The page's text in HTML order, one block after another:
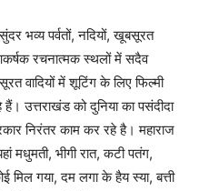
भव्य पर्वतों, नदियों, खूबसूरत
रचनात्मक स्थलों में सदैव
वादियों में शूटिंग के लिए फिल्मी
उत्तराखंड को दुनिया का पसंदीदा
निरंतर काम कर रहे है। महाराज
मधुमती, भीगी रात, कटी पतंग,
गया, दम लगा के हैय स्या, बत्ती